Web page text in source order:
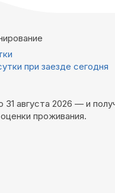
при заезде сегодня
31 августа 2026 — и
проживания.